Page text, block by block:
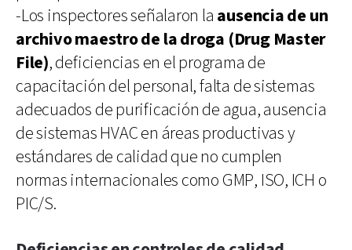
-Los inspectores señalaron la ausencia de un
archivo maestro de la droga (Drug Master
File), deficiencias en el programa de
capacitación del personal, falta de sistemas
adecuados de purificación de agua, ausencia
de sistemas HVAC en áreas productivas y
estándares de calidad que no cumplen
normas internacionales como GMP, ISO, ICH o
PIC/S.